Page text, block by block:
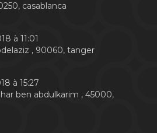
casablanca
à 11:01
, 90060, tanger
à 15:27
ben abdulkarim , 45000,